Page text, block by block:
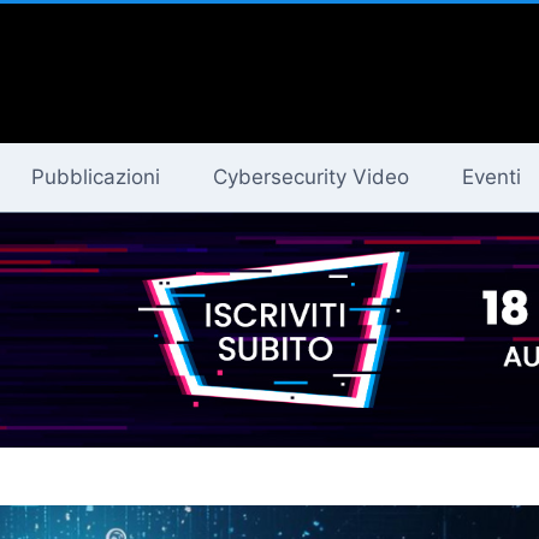
Pubblicazioni Cybersecurity Video Eventi